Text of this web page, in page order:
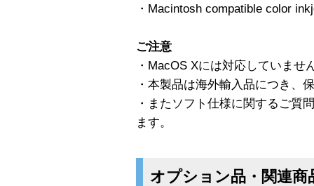
・Macintosh compatible color
ご注意
・MacOS Xには対応していま
・本製品は海外輸入品につき、
・またソフト仕様に関するご質
ます。
オプション品・関連商